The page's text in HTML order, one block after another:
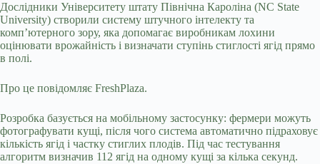
Дослідники Університету штату Північна Кароліна (NC State
University) створили систему штучного інтелекту та
комп’ютерного зору, яка допомагає виробникам лохини
оцінювати врожайність і визначати ступінь стиглості ягід прямо
в полі.
Про це повідомляє FreshPlaza.
Розробка базується на мобільному застосунку: фермери можуть
фотографувати кущі, після чого система автоматично підраховує
кількість ягід і частку стиглих плодів. Під час тестування
алгоритм визначив 112 ягід на одному кущі за кілька секунд.